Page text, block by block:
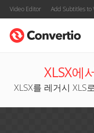
Video Editor Add Subtitles to
XLSX에
XLSX를 레거시